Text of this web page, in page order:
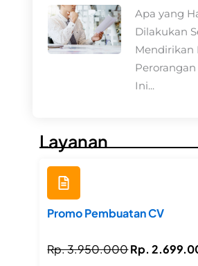
Apa yang
Dilakukan
Mendirikan
Perorangan
Ini...
Layanan
Promo Pembuatan CV
Rp. 3.950.000Rp.